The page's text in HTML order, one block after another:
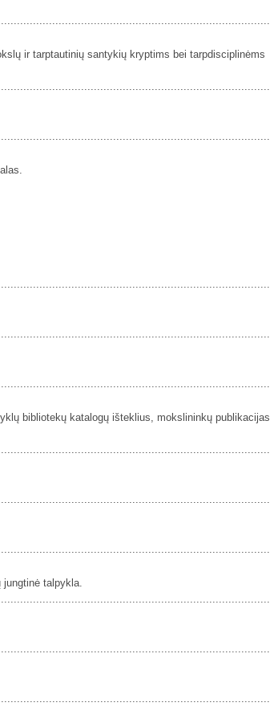
ir tarptautinių santykių kryptims bei tarpdisciplinėms
bibliotekų katalogų išteklius, mokslininkų publikacijas,
talpykla.